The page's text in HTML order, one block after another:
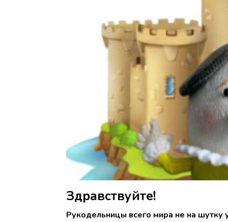
Здравствуйте!
Рукодельницы всего мира не на шутку